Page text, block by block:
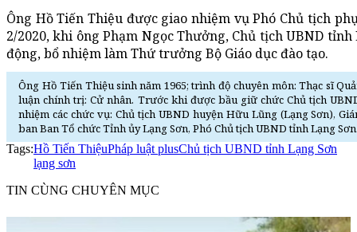
Ông Hồ Tiến Thiệu được giao nhiệm vụ Phó Chủ tịch
2/2020, khi ông Phạm Ngọc Thưởng, Chủ tịch UBND
động, bổ nhiệm làm Thứ trưởng Bộ Giáo dục đào tạo.
Ông Hồ Tiến Thiệu sinh năm 1965; trình độ chuyên môn: Thạc sĩ
luận chính trị: Cử nhân. Trước khi được bầu giữ chức Chủ tịch
nhiệm các chức vụ: Chủ tịch UBND huyện Hữu Lũng (Lạng Sơn),
ban Ban Tổ chức Tỉnh ủy Lạng Sơn, Phó Chủ tịch UBND tỉnh Lạng
Tags:Hồ Tiến ThiệuPháp luật plusChủ tịch UBND tỉnh Lạng Sơn
lạng sơn
TIN CÙNG CHUYÊN MỤC